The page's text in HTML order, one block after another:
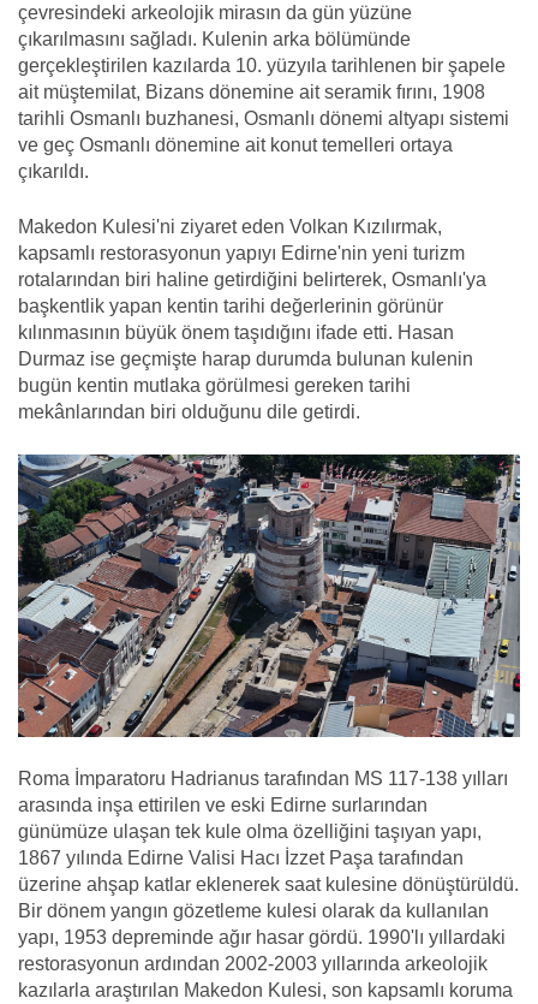
çevresindeki arkeolojik mirasın da gün yüzüne
çıkarılmasını sağladı. Kulenin arka bölümünde
gerçekleştirilen kazılarda 10. yüzyıla tarihlenen bir şapele
ait müştemilat, Bizans dönemine ait seramik fırını, 1908
tarihli Osmanlı buzhanesi, Osmanlı dönemi altyapı sistemi
ve geç Osmanlı dönemine ait konut temelleri ortaya
çıkarıldı.
Makedon Kulesi'ni ziyaret eden Volkan Kızılırmak,
kapsamlı restorasyonun yapıyı Edirne'nin yeni turizm
rotalarından biri haline getirdiğini belirterek, Osmanlı'ya
başkentlik yapan kentin tarihi değerlerinin görünür
kılınmasının büyük önem taşıdığını ifade etti. Hasan
Durmaz ise geçmişte harap durumda bulunan kulenin
bugün kentin mutlaka görülmesi gereken tarihi
mekânlarından biri olduğunu dile getirdi.
Roma İmparatoru Hadrianus tarafından MS 117-138 yılları
arasında inşa ettirilen ve eski Edirne surlarından
günümüze ulaşan tek kule olma özelliğini taşıyan yapı,
1867 yılında Edirne Valisi Hacı İzzet Paşa tarafından
üzerine ahşap katlar eklenerek saat kulesine dönüştürüldü.
Bir dönem yangın gözetleme kulesi olarak da kullanılan
yapı, 1953 depreminde ağır hasar gördü. 1990'lı yıllardaki
restorasyonun ardından 2002-2003 yıllarında arkeolojik
kazılarla araştırılan Makedon Kulesi, son kapsamlı koruma